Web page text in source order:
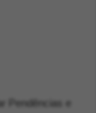
Pendências e